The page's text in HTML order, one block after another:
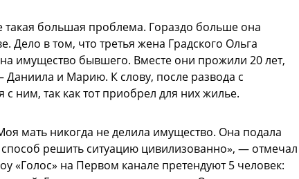
большая проблема. Гораздо больше она
Дело в том, что третья жена Градского Ольга
имущество бывшего. Вместе они прожили 20 лет,
и Марию. К слову, после развода с
с ним, так как тот приобрел для них жилье.
мать никогда не делила имущество. Она подала
решить ситуацию цивилизованно», — отмечал
«Голос» на Первом канале претендуют 5 человек: